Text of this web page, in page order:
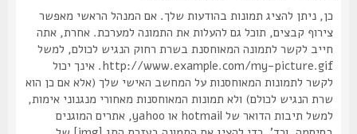
כן, ניתן להציג תמונות בהודעות שלך. אם המנהל הראשי מאפשר
צירוף קבצים, תוכל גם להעלות את התמונה למערכת. אחרת, אתה
חייב לקשר לתמונה המאוחסנת בשרת רחוק הנגיש לכולם, למשל
http://www.example.com/my-picture.gif. אינך יכול
לקשר לתמונות המאוחסנות על המחשב האישי שלך (אלא אם כן הוא
שרת הנגיש לכולם) ולא תמונות המאוחסנות מאחורי מנגנוני אימות,
למשל תיבות הדואר של hotmail או yahoo, אתרים המוגנים